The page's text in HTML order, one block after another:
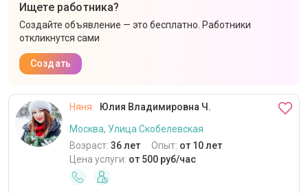
Ищете работника?
Создайте объявление — это бесплатно. Работники
откликнутся сами
Создать
Няня
Юлия Владимировна Ч.
Москва, Улица Скобелевская
Возраст: 36 лет Опыт: от 10 лет
Цена услуги: от 500 руб/час